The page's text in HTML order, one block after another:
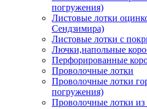
погружения)
Листовые лотки
Сендзимира)
Листовые лотки с
Лючки,напольные
Перфорированные
Проволочные лотки
Проволочные лотки
погружения)
Проволочные лотки